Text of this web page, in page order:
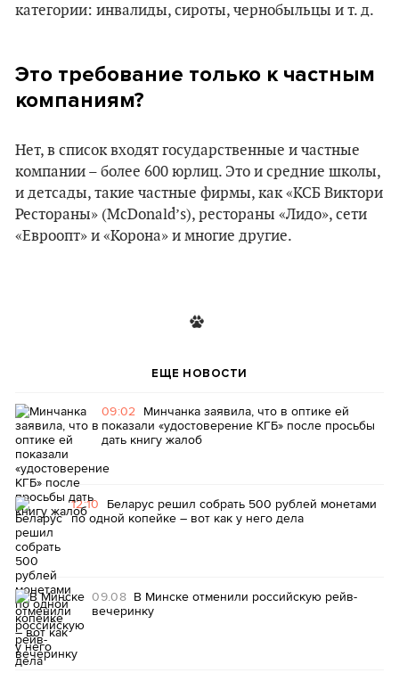
категории: инвалиды, сироты, чернобыльцы и т. д.
Это требование только к частным
компаниям?
Нет, в список входят государственные и частные
компании – более 600 юрлиц. Это и средние школы,
и детсады, такие частные фирмы, как «КСБ Виктори
Рестораны» (McDonald’s), рестораны «Лидо», сети
«Евроопт» и «Корона» и многие другие.
ЕЩЕ НОВОСТИ
09:02 Минчанка заявила, что в оптике ей
показали «удостоверение КГБ» после просьбы
дать книгу жалоб
12:10 Беларус решил собрать 500 рублей монетами
по одной копейке – вот как у него дела
09.08 В Минске отменили российскую рейв-
вечеринку